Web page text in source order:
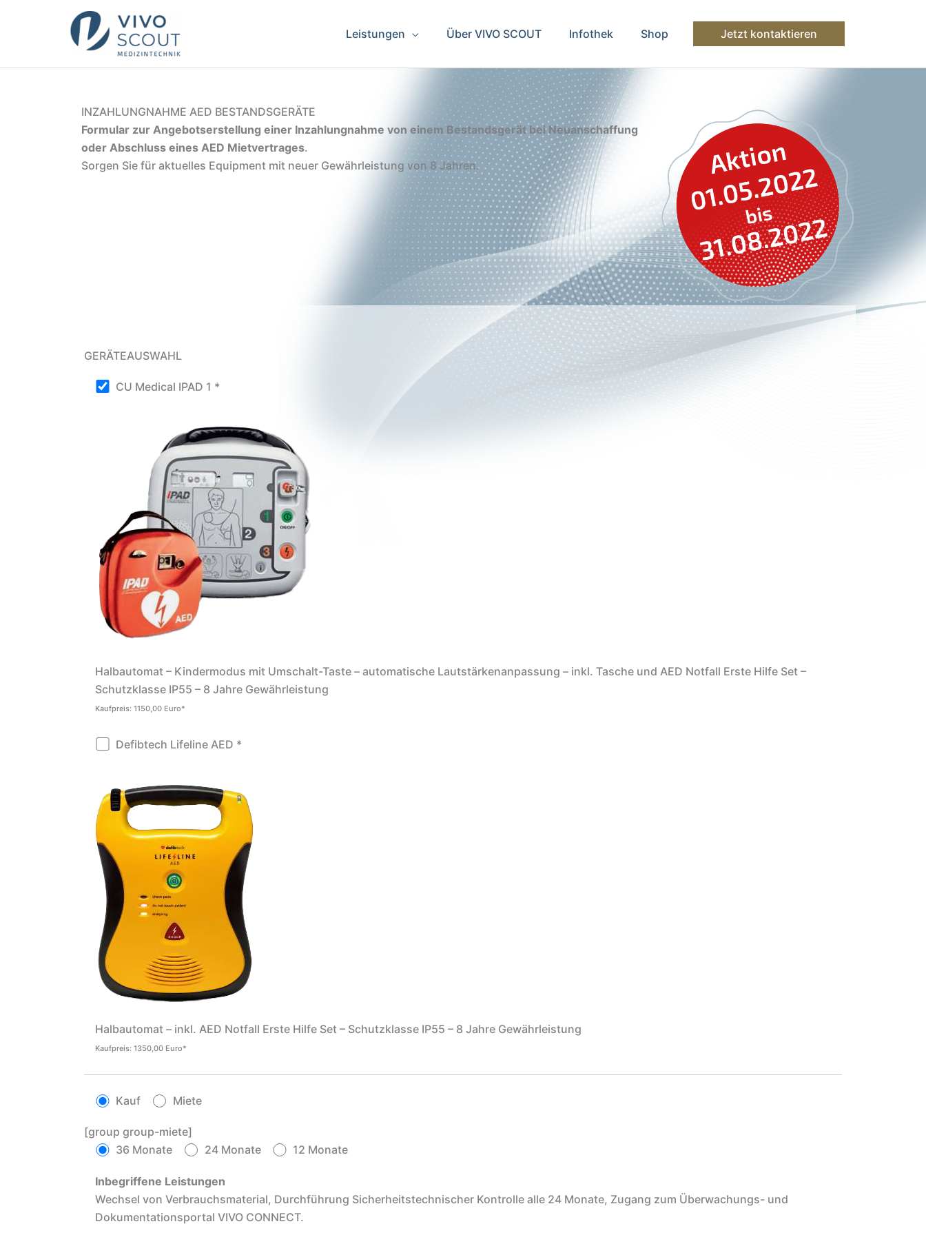
Leistungen Über VIVO SCOUT Infothek Shop Jetzt kontaktieren
INZAHLUNGNAHME AED BESTANDSGERÄTE
Formular zur Angebotserstellung einer Inzahlungnahme von einem Bestandsgerät bei Neuanschaffung
oder Abschluss eines AED Mietvertrages.
Sorgen Sie für aktuelles Equipment mit neuer Gewährleistung von 8 Jahren.
GERÄTEAUSWAHL
CU Medical IPAD 1 *
Halbautomat – Kindermodus mit Umschalt-Taste – automatische Lautstärkenanpassung – inkl. Tasche und AED Notfall Erste Hilfe Set –
Schutzklasse IP55 – 8 Jahre Gewährleistung
Kaufpreis: 1150,00 Euro*
Defibtech Lifeline AED *
Halbautomat – inkl. AED Notfall Erste Hilfe Set – Schutzklasse IP55 – 8 Jahre Gewährleistung
Kaufpreis: 1350,00 Euro*
Kauf Miete
[group group-miete]
36 Monate
24 Monate 12 Monate
Inbegriffene Leistungen
Wechsel von Verbrauchsmaterial, Durchführung Sicherheitstechnischer Kontrolle alle 24 Monate, Zugang zum Überwachungs- und
Dokumentationsportal VIVO CONNECT.